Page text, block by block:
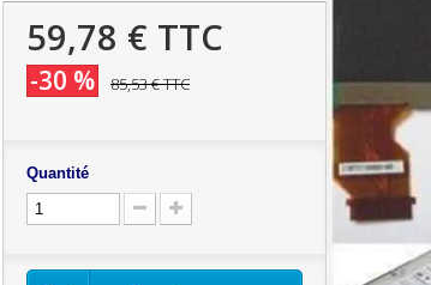
59,78 € TTC
-30 % 85,53 €TTC
Quantité